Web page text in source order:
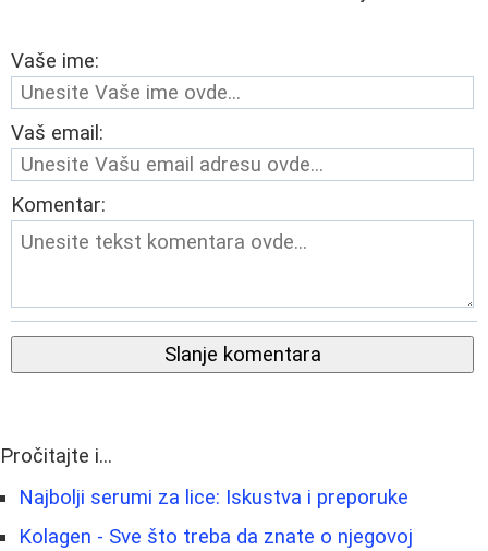
Vaše ime:
Vaš email:
Komentar:
Slanje komentara
Pročitajte i...
Najbolji serumi za lice: Iskustva i preporuke
Kolagen - Sve što treba da znate o njegovoj